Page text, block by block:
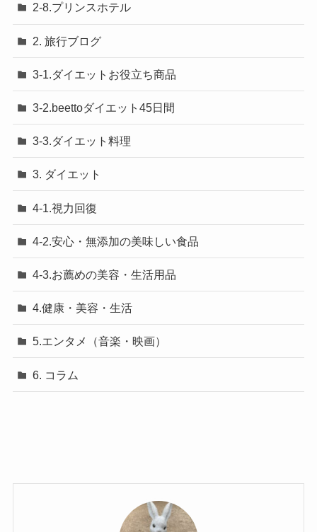
2-8.プリンスホテル
2. 旅行ブログ
3-1.ダイエットお役立ち商品
3-2.beettoダイエット45日間
3-3.ダイエット料理
3. ダイエット
4-1.視力回復
4-2.安心・無添加の美味しい食品
4-3.お薦めの美容・生活用品
4.健康・美容・生活
5.エンタメ（音楽・映画）
6. コラム